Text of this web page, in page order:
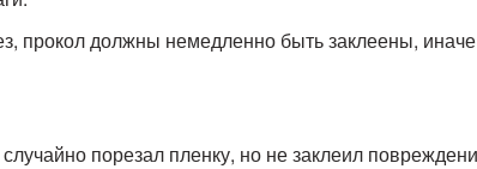
прокол должны немедленно быть заклеены, иначе
порезал пленку, но не заклеил